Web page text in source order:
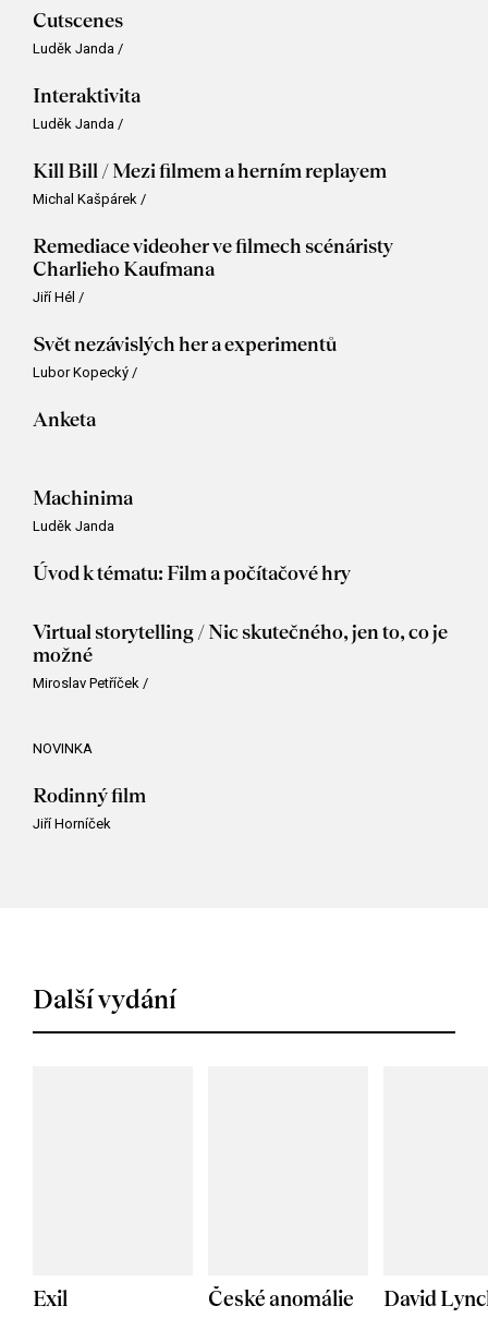
Cutscenes
Luděk Janda /
Interaktivita
Luděk Janda /
Kill Bill / Mezi filmem a herním replayem
Michal Kašpárek /
Remediace videoher ve filmech scénáristy
Charlieho Kaufmana
Jiří Hél /
Svět nezávislých her a experimentů
Lubor Kopecký /
Anketa
Machinima
Luděk Janda
Úvod k tématu: Film a počítačové hry
Virtual storytelling / Nic skutečného, jen to, co je
možné
Miroslav Petříček /
NOVINKA
Rodinný film
Jiří Horníček
Další vydání
Exil České anomálie David